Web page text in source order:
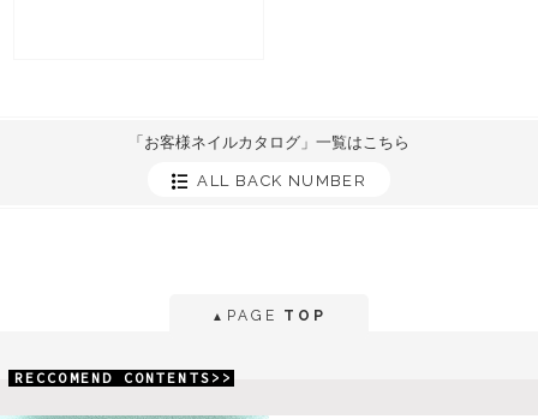
「お客様ネイルカタログ」一覧はこちら
ALL BACK NUMBER
▲ PAGE TOP
RECCOMEND CONTENTS>>